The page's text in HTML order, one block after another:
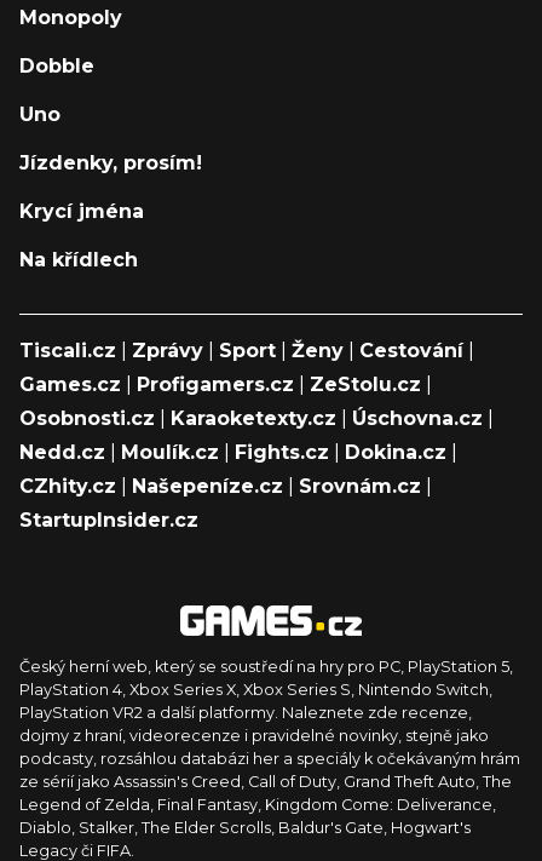
Monopoly
Dobble
Uno
Jízdenky, prosím!
Krycí jména
Na křídlech
Tiscali.cz Zprávy Sport Ženy Cestování|
Games.cz
Profigamers.cz ZeStolu.cz
Osobnosti.cz
Karaoketexty.cz Úschovna.cz
Nedd.cz
Moulík.cz Fights.cz Dokina.cz
CZhity.cz
Našepeníze.cz Srovnám.cz
StartupInsider.cz
Český herní web, který se soustředí na hry pro PC, PlayStation 5,
PlayStation 4, Xbox Series X, Xbox Series S, Nintendo Switch,
PlayStation VR2 a další platformy. Naleznete zde recenze,
dojmy z hraní, videorecenze i pravidelné novinky, stejně jako
podcasty, rozsáhlou databázi her a speciály k očekávaným hrám
ze sérií jako Assassin's Creed, Call of Duty, Grand Theft Auto, The
Legend of Zelda, Final Fantasy, Kingdom Come: Deliverance,
Diablo, Stalker, The Elder Scrolls, Baldur's Gate, Hogwart's
Legacy či FIFA.